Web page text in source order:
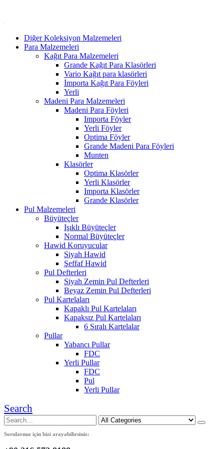
Diğer Koleksiyon Malzemeleri
Para Malzemeleri
Kağıt Para Malzemeleri
Grande Kağıt Para Klasörleri
Vario Kağıt para klasörleri
İmporta Kağıt Para Föyleri
Yerli
Madeni Para Malzemeleri
Madeni Para Föyleri
Importa Föyler
Yerli Föyler
Optima Föyler
Grande Madeni Para Föyleri
Munten
Klasörler
Optima Klasörler
Yerli Klasörler
Importa Klasörler
Grande Klasörler
Pul Malzemeleri
Büyüteçler
Işıklı Büyüteçler
Normal Büyüteçler
Hawid Koruyucular
Siyah Hawid
Şeffaf Hawid
Pul Defterleri
Siyah Zemin Pul Defterleri
Beyaz Zemin Pul Defterleri
Pul Kartelaları
Kapaklı Pul Kartelaları
Kapaksız Pul Kartelaları
6 Sıralı Kartelalar
Pullar
Yabancı Pullar
FDC
Yerli Pullar
FDC
Pul
Yerli Pullar
Search
Sorularınız için bizi arayabilirsiniz: